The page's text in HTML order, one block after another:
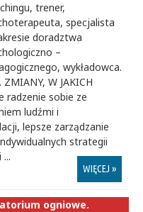
trener,
specjalista
doradztwa
–
wykładowca.
W JAKICH
radzenie sobie ze
ludźmi i
lepsze zarządzanie
strategii
WIĘCEJ »
ogniowe.